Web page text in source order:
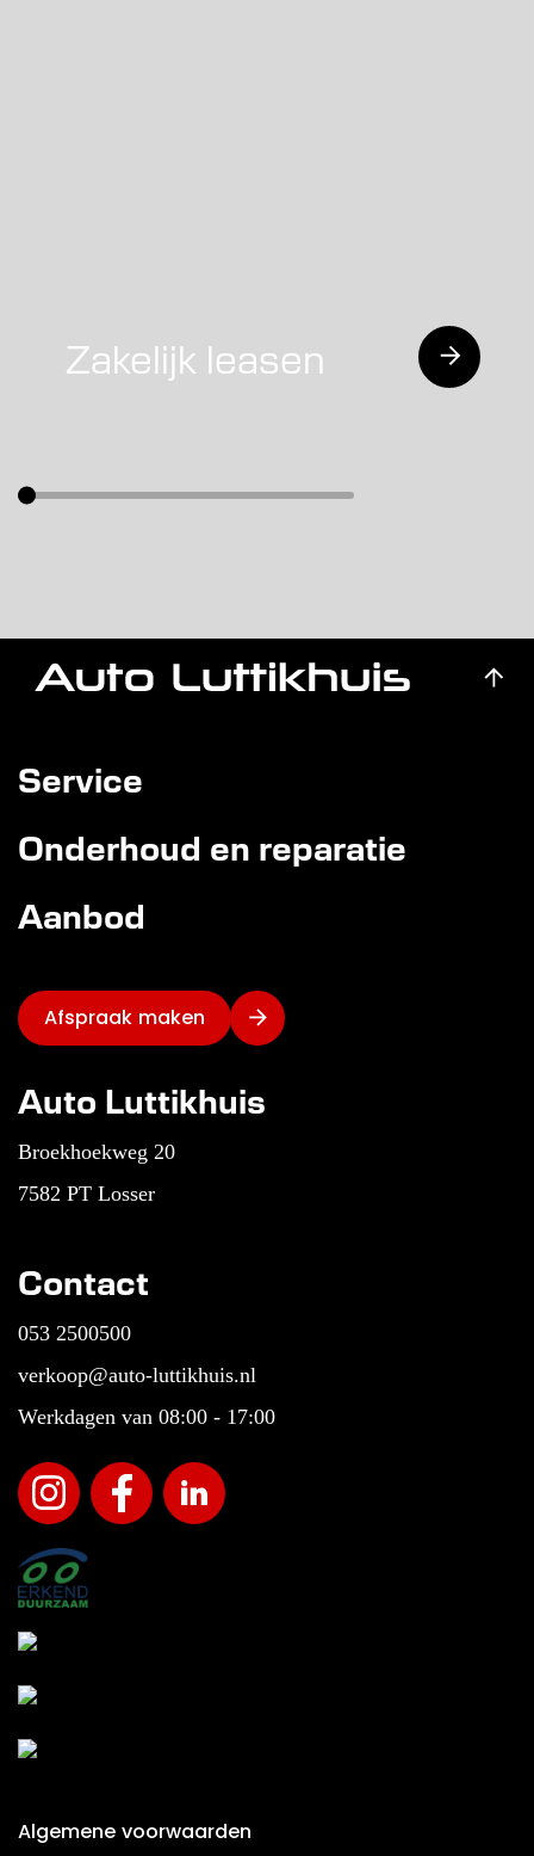
Zakelijk leasen
Service
Onderhoud en reparatie
Aanbod
Afspraak maken
Auto Luttikhuis
Broekhoekweg 20
7582 PT Losser
Contact
053 2500500
verkoop@auto-luttikhuis.nl
Werkdagen van 08:00 - 17:00
Algemene voorwaarden